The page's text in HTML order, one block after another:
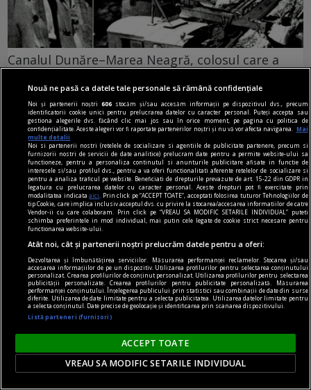
Canalul Dunăre–Marea Neagră, colosul care a
marilor sale șantiere
Au trecut 50 de ani de la reluarea lucrărilor la
Canalul Dunăre–Marea Neagră, unul dintre cele
mai ample și controversate proiecte ale
României comuniste. Șantierele sale uriașe au
lăsat în urmă povești tulburătoare despre
muncă istovitoare a zeci de mii de români.
Nouă ne pasă ca datele tale personale să rămână confidențiale
Noi și partenerii noștri606 stocăm și/sau accesăm informații pe dispozitivul dvs., precum
identificatorii cookie unici pentru prelucrarea datelor cu caracter personal. Puteți accepta sau
gestiona alegerile dvs. făcând clic mai jos sau în orice moment, pe pagina cu politica de
confidențialitate. Aceste alegeri vor fi raportate partenerilor noștri și nu vă vor afecta navigarea.
Mai
multe detalii
Noi si partenerii nostri (retelele de socializare si agentiile de publicitate partenere, precum si
furnizorii nostri de servicii de date analitice) prelucram date pentru a permite website-ului sa
functioneze, pentru a personaliza continutul si anunturile publicitare afisate in functie de
interesele si/sau profilul dvs., pentru a va oferi functionalitati aferente retelelor de socializare si
pentru a analiza traficul pe website. Beneficiati de drepturile prevazute de art. 15-22 din GDPR in
legatura cu prelucrarea datelor cu caracter personal. Aceste drepturi pot fi exercitate prin
modalitatea indicataaici
. Prin click pe “ACCEPT TOATE”, acceptati folosirea tuturor Tehnologiilor de
tip Cookie, care implica inclusiv acceptul dvs. cu privire la stocarea/accesarea informatiilor de catre
Vendor-ii cu care colaboram. Prin click pe “VREAU SA MODIFIC SETARILE INDIVIDUAL” puteti
schimba preferintele in mod individual, mai putin cele legate de cookie strict necesare pentru
functionarea website-ului.
Atât noi, cât și partenerii noștri prelucrăm datele pentru a oferi:
Dezvoltarea și îmbunătățirea serviciilor. Măsurarea performanței reclamelor. Stocarea și/sau
accesarea informațiilor de pe un dispozitiv. Utilizarea profilurilor pentru selectarea conținutului
personalizat. Crearea profilurilor de conținut personalizat. Utilizarea profilurilor pentru selectarea
publicității personalizate. Crearea profilurilor pentru publicitate personalizată. Măsurarea
performanței conținutului. Înțelegerea publicului prin statistici sau combinații de date din surse
diferite. Utilizarea de date limitate pentru a selecta publicitatea. Utilizarea datelor limitate pentru
a selecta conținutul. Date precise de geolocație și identificarea prin scanarea dispozitivului.
Listă parteneri (furnizori)
ACCEPT TOATE
VREAU SA MODIFIC SETARILE INDIVIDUAL